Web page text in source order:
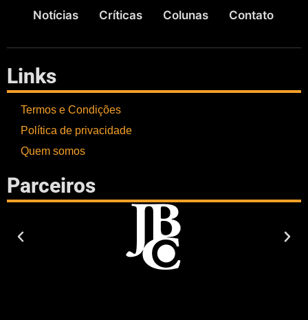
Notícias Críticas Colunas Contato
Links
Termos e Condições
Política de privacidade
Quem somos
Parceiros